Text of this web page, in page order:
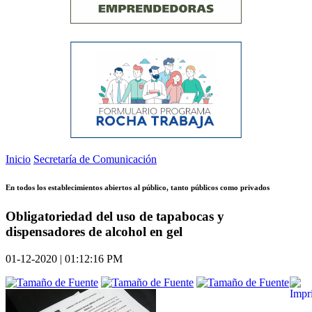
Inicio Secretaría de Comunicación
En todos los establecimientos abiertos al público, tanto públicos como privados
Obligatoriedad del uso de tapabocas y
dispensadores de alcohol en gel
01-12-2020 | 01:12:16 PM